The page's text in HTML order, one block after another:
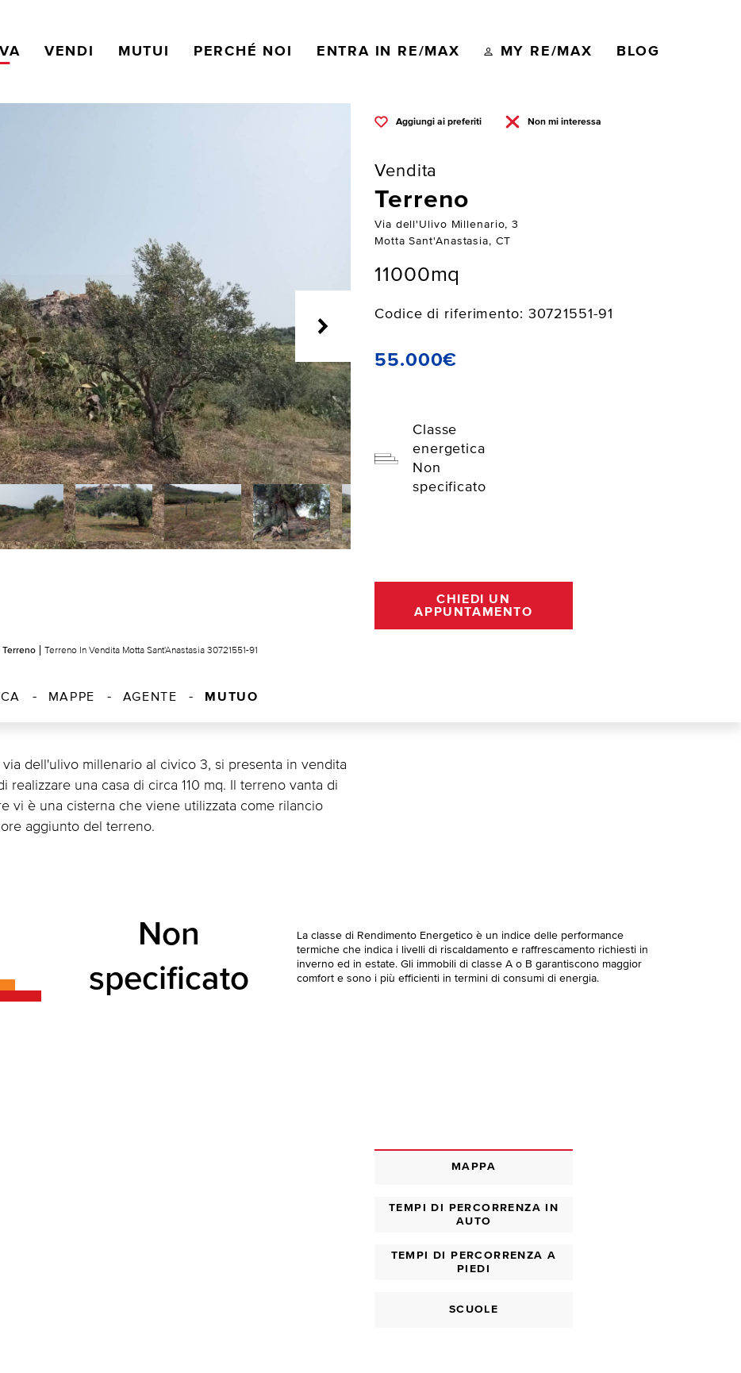
VENDI MUTUI PERCHÉ NOI ENTRA IN RE/MAX MY RE/MAX BLOG
Aggiungi ai preferiti Non mi interessa
Vendita
Terreno
Via dell'Ulivo Millenario, 3
Motta Sant'Anastasia, CT
11000mq
Codice di riferimento: 30721551-91
55.000€
Classe
energetica
Non
specificato
CHIEDI UN
APPUNTAMENTO
Terreno Terreno In Vendita Motta Sant'Anastasia 30721551-91
MAPPE AGENTE MUTUO
dell'ulivo millenario al civico 3, si presenta in vendita
una casa di circa 110 mq. Il terreno vanta di
vi è una cisterna che viene utilizzata come rilancio
aggiunto del terreno.
Non
specificato
La classe di Rendimento Energetico è un indice delle performance
termiche che indica i livelli di riscaldamento e raffrescamento richiesti in
inverno ed in estate. Gli immobili di classe A o B garantiscono maggior
comfort e sono i più efficienti in termini di consumi di energia.
MAPPA
TEMPI DI PERCORRENZA IN
AUTO
TEMPI DI PERCORRENZA A
PIEDI
SCUOLE